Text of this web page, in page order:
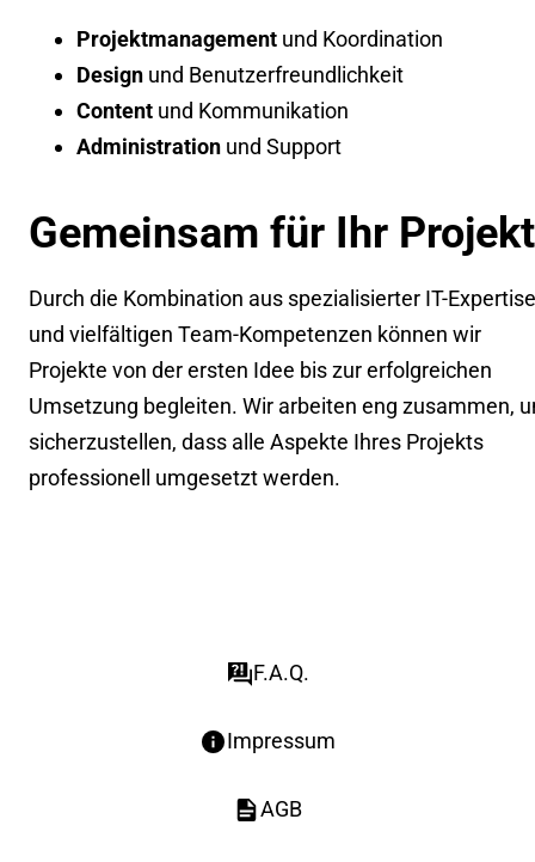
Projektmanagement und Koordination
Design und Benutzerfreundlichkeit
Content und Kommunikation
Administration und Support
Gemeinsam für Ihr Projekt
Durch die Kombination aus spezialisierter IT-Expertise
und vielfältigen Team-Kompetenzen können wir
Projekte von der ersten Idee bis zur erfolgreichen
Umsetzung begleiten. Wir arbeiten eng zusammen,
sicherzustellen, dass alle Aspekte Ihres Projekts
professionell umgesetzt werden.
F.A.Q.
Impressum
AGB